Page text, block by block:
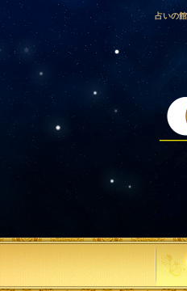
占いの
愛媛・
梨・長
気占い